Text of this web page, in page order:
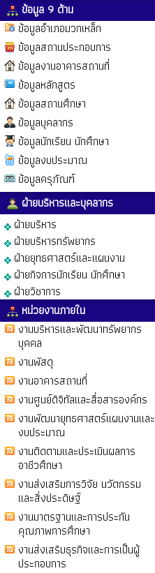
ข้อมูล 9 ด้าน
ข้อมูลอำเภอมวกเหล็ก
ข้อมูลสถานประกอบการ
ข้อมูลงานอาคารสถานที่
ข้อมูลหลักสูตร
ข้อมูลสถานศึกษา
ข้อมูลบุคลากร
ข้อมูลนักเรียน นักศึกษา
ข้อมูลงบประมาณ
ข้อมูลครุภัณฑ์
ฝ่ายบริหารและบุคลากร
ฝ่ายบริหาร
ฝ่ายบริหารทรัพยากร
ฝ่ายยุทธศาสตร์และแผนงาน
ฝ่ายกิจการนักเรียน นักศึกษา
ฝ่ายวิชาการ
หน่วยงานภายใน
งานบริหารและพัฒนาทรัพยากร
บุคคล
งานพัสดุ
งานอาคารสถานที่
งานศูนย์ดิจิทัลและสื่อสารองค์กร
งานพัฒนายุทธศาสตร์แผนงานและ
งบประมาณ
งานติดตามและประเมินผลการ
อาชีวศึกษา
งานส่งเสริมการวิจัย นวัตกรรม
และสิ่งประดิษฐ์
งานมาตรฐานและการประกัน
คุณภาพการศึกษา
งานส่งเสริมธุรกิจและการเป็นผู้
ประกอบการ